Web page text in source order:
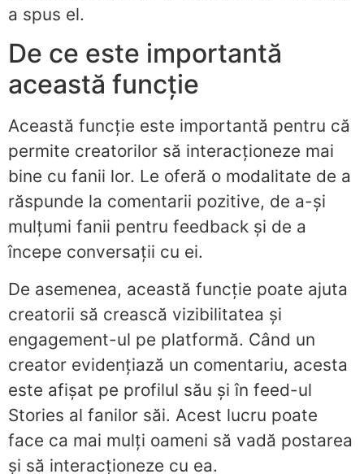
a spus el.
De ce este importantă
această funcție
Această funcție este importantă pentru că
permite creatorilor să interacționeze mai
bine cu fanii lor. Le oferă o modalitate de a
răspunde la comentarii pozitive, de a-și
mulțumi fanii pentru feedback și de a
începe conversații cu ei.
De asemenea, această funcție poate ajuta
creatorii să crească vizibilitatea și
engagement-ul pe platformă. Când un
creator evidențiază un comentariu, acesta
este afișat pe profilul său și în feed-ul
Stories al fanilor săi. Acest lucru poate
face ca mai mulți oameni să vadă postarea
și să interacționeze cu ea.